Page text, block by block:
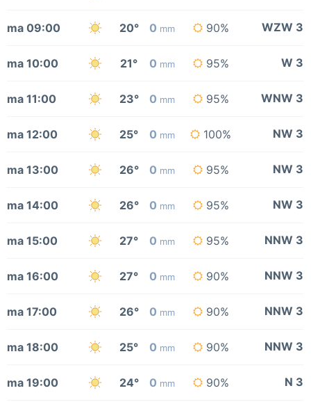
ma 09:00 20° 0 mm 90% WZW 3
ma 10:00 21° 0 mm 95% W 3
ma 11:00 23° 0 mm 95% WNW 3
ma 12:00 25° 0 mm 100% NW 3
ma 13:00 26° 0 mm 95% NW 3
ma 14:00 26° 0 mm 95% NW 3
ma 15:00 27° 0 mm 95% NNW 3
ma 16:00 27° 0 mm 90% NNW 3
ma 17:00 26° 0 mm 90% NNW 3
ma 18:00 25° 0 mm 90% NNW 3
ma 19:00 24° 0 mm 90% N 3